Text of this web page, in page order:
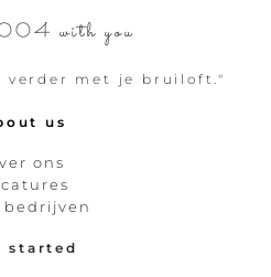
with you
verder met je bruiloft."
us
ons
bedrijven
started